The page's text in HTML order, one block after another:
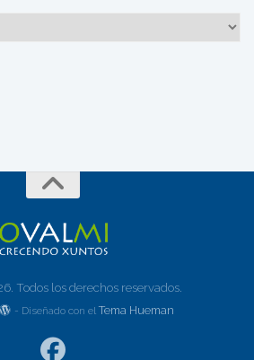
Todos los derechos reservados.
- Diseñado con elTema Hueman